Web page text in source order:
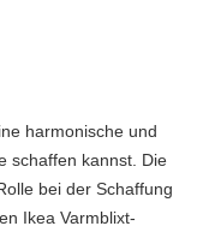
harmonische und
schaffen kannst. Die
bei der Schaffung
Ikea Varmblixt-